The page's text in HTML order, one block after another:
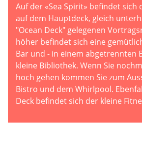
Auf der «Sea Spirit» befindet sich
auf dem Hauptdeck, gleich
"Ocean Deck" gelegenen
höher befindet sich eine
Bar und - in einem abgetrennten
kleine Bibliothek. Wenn Sie
hoch gehen kommen Sie zum
Bistro und dem Whirlpool.
Deck befindet sich der kleine